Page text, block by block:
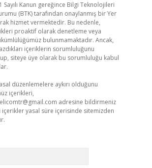
Sayılı Kanun gereğince Bilgi Teknolojileri
(BTK) tarafından onaylanmış bir Yer
hizmet vermektedir. Bu nedenle,
proaktif olarak denetleme veya
bulunmamaktadır. Ancak,
içeriklerin sorumluluğunu
siteye üye olarak bu sorumluluğu kabul
düzenlemelere aykırı olduğunu
içerikleri,
adresine bildirmeniz
içerikler yasal süre içerisinde sitemizden